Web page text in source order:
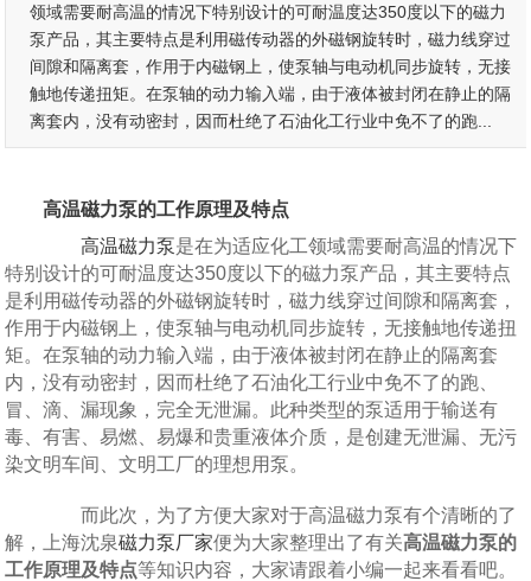
领域需要耐高温的情况下特别设计的可耐温度达350度以下的磁力
泵产品，其主要特点是利用磁传动器的外磁钢旋转时，磁力线穿过
间隙和隔离套，作用于内磁钢上，使泵轴与电动机同步旋转，无接
触地传递扭矩。在泵轴的动力输入端，由于液体被封闭在静止的隔
离套内，没有动密封，因而杜绝了石油化工行业中免不了的跑...
高温磁力泵的工作原理及特点
高温磁力泵是在为适应化工领域需要耐高温的情况下
特别设计的可耐温度达350度以下的磁力泵产品，其主要特点
是利用磁传动器的外磁钢旋转时，磁力线穿过间隙和隔离套，
作用于内磁钢上，使泵轴与电动机同步旋转，无接触地传递扭
矩。在泵轴的动力输入端，由于液体被封闭在静止的隔离套
内，没有动密封，因而杜绝了石油化工行业中免不了的跑、
冒、滴、漏现象，完全无泄漏。此种类型的泵适用于输送有
毒、有害、易燃、易爆和贵重液体介质，是创建无泄漏、无污
染文明车间、文明工厂的理想用泵。
而此次，为了方便大家对于高温磁力泵有个清晰的了
解，上海沈泉磁力泵厂家便为大家整理出了有关高温磁力泵的
工作原理及特点等知识内容，大家请跟着小编一起来看看吧。